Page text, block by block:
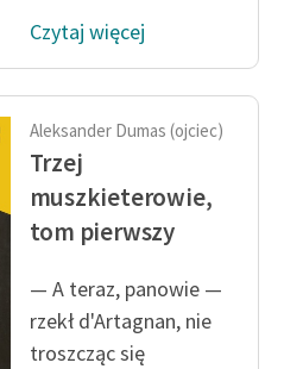
Czytaj więcej
Aleksander Dumas (ojciec)
Trzej
muszkieterowie,
tom pierwszy
— A teraz, panowie —
rzekł d'Artagnan, nie
troszcząc się